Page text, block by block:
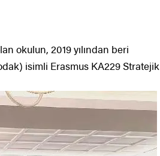
okulun, 2019 yılından beri
isimli Erasmus KA229 Stratejik